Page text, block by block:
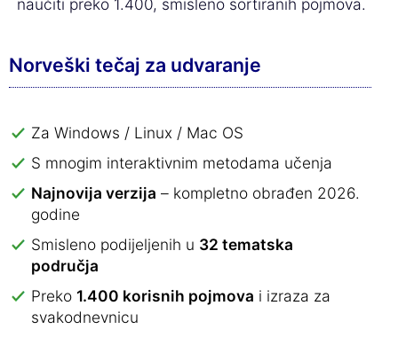
naučiti preko 1.400, smisleno sortiranih pojmova.
Norveški tečaj za udvaranje
Za Windows / Linux / Mac OS
S mnogim interaktivnim metodama učenja
Najnovija verzija – kompletno obrađen 2026.
godine
Smisleno podijeljenih u 32 tematska
područja
Preko 1.400 korisnih pojmova i izraza za
svakodnevnicu